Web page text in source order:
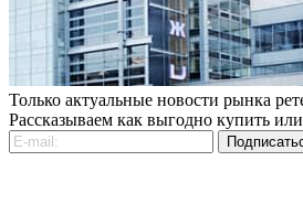
Только актуальные новости рынка
Рассказываем как выгодно купить